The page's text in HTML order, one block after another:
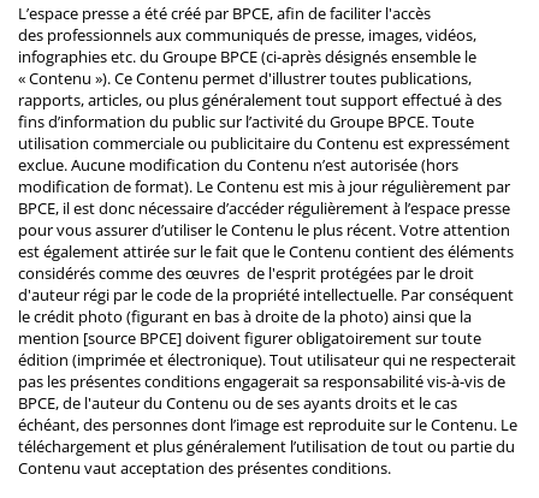
L’espace presse a été créé par BPCE, afin de faciliter l'accès
des professionnels aux communiqués de presse, images, vidéos,
infographies etc. du Groupe BPCE (ci-après désignés ensemble le
« Contenu »). Ce Contenu permet d'illustrer toutes publications,
rapports, articles, ou plus généralement tout support effectué à des
fins d’information du public sur l’activité du Groupe BPCE. Toute
utilisation commerciale ou publicitaire du Contenu est expressément
exclue. Aucune modification du Contenu n’est autorisée (hors
modification de format). Le Contenu est mis à jour régulièrement par
BPCE, il est donc nécessaire d’accéder régulièrement à l’espace presse
pour vous assurer d’utiliser le Contenu le plus récent. Votre attention
est également attirée sur le fait que le Contenu contient des éléments
considérés comme des œuvres de l'esprit protégées par le droit
d'auteur régi par le code de la propriété intellectuelle. Par conséquent
le crédit photo (figurant en bas à droite de la photo) ainsi que la
mention [source BPCE] doivent figurer obligatoirement sur toute
édition (imprimée et électronique). Tout utilisateur qui ne respecterait
pas les présentes conditions engagerait sa responsabilité vis-à-vis de
BPCE, de l'auteur du Contenu ou de ses ayants droits et le cas
échéant, des personnes dont l’image est reproduite sur le Contenu. Le
téléchargement et plus généralement l’utilisation de tout ou partie du
Contenu vaut acceptation des présentes conditions.